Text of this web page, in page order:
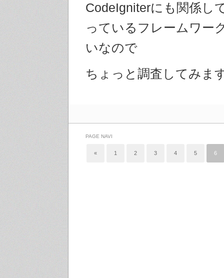
CodeIgniterにも関係し
っているフレームワー
いなので
ちょっと調査してみま
PAGE NAVI
« 1 2 3 4 5 6